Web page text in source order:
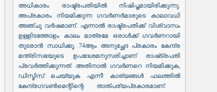
അധികാരം രാഷ്ട്രപതിയിൽ നിഷിപ്തമായിരിക്കുന്നു.
അപ്രകാരം നിയമിക്കുന്ന ഗവർണർമാരുടെ കാലാവധി
അഞ്ചു വർഷമാണ്. എന്നാൽ രാഷ്ട്രപതിക്ക് വിശ്വാസം
ഉള്ളിടത്തോളം കാലം മാത്രമേ ഒരാൾക്ക് ഗവർണറായി
തുടരാൻ സാധിക്കൂ. 74ആം അനുച്ഛേദ പ്രകാരം കേന്ദ്ര
മന്ത്രിസഭയുടെ ഉപദേശമനുസരിച്ചാണ് രാഷ്‌ട്രപതി
പ്രവർത്തിക്കുന്നത്. അതിനാൽ ഗവർണറെ നിയമിക്കുക,
ഡിസ്മിസ് ചെയ്യുക എന്നീ കാര്യങ്ങൾ ഫലത്തിൽ
കേന്ദ്രഗവൺമെന്റിന്റെ താത്പര്യപ്രകാരമാണ്.